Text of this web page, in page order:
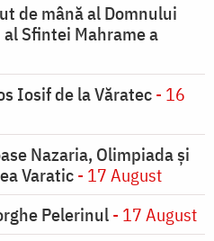
de mână al Domnului
Sfintei Mahrame a
Iosif de la Văratec- 16
Nazaria, Olimpiada și
Varatic- 17 August
Pelerinul- 17 August